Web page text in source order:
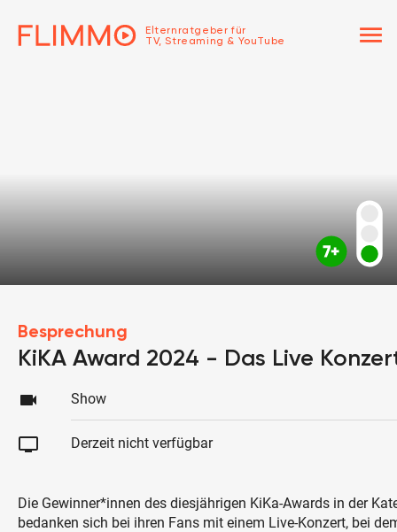
Elternratgeber für
TV, Streaming & YouTube
menu
Besprechung
KiKA Award 2024 - Das Live
videocam Show
tv Derzeit nicht verfügbar
Die Gewinner*innen des diesjährigen KiKa-Awards in der
bedanken sich bei ihren Fans mit einem Live-Konzert, bei